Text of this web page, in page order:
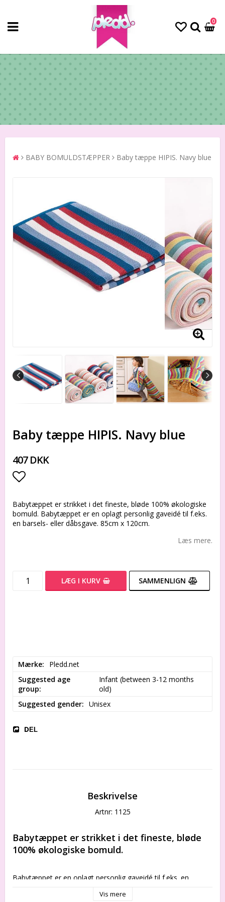
0
BABY BOMULDSTÆPPER Baby tæppe HIPIS. Navy blue
Baby tæppe HIPIS. Navy blue
407 DKK
Add to list of favorites
Babytæppet er strikket i det fineste, bløde 100% økologiske
bomuld. Babytæppet er en oplagt personlig gaveidé til f.eks.
en barsels- eller dåbsgave. 85cm x 120cm.
Læs mere.
LÆG I KURV SAMMENLIGN
Mærke
Pledd.net
Suggested age
group
Infant (between 3-12 months
old)
Suggested gender
Unisex
DEL
Beskrivelse
Artnr: 1125
Babytæppet er strikket i det fineste, bløde
100% økologiske bomuld.
Babytæppet er en oplagt personlig gaveidé til f.eks. en
Vis mere